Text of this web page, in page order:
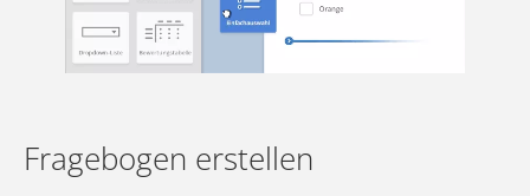
Fragebogen erstellen